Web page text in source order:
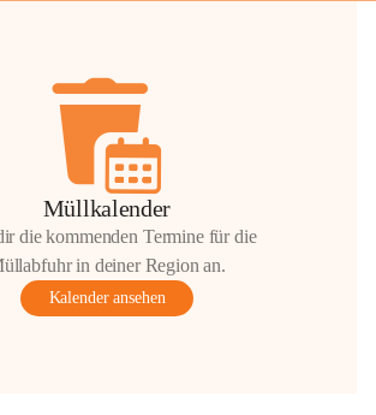
Müllkalender
die kommenden Termine für die
in deiner Region an.
Kalender ansehen